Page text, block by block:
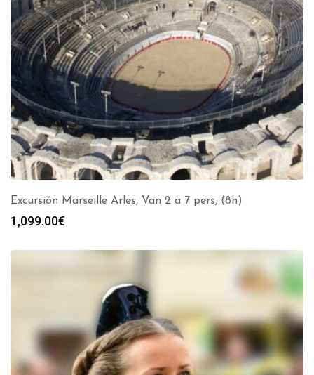
Excursión Marseille Arles, Van 2 à 7 pers, (8h)
1,099.00€